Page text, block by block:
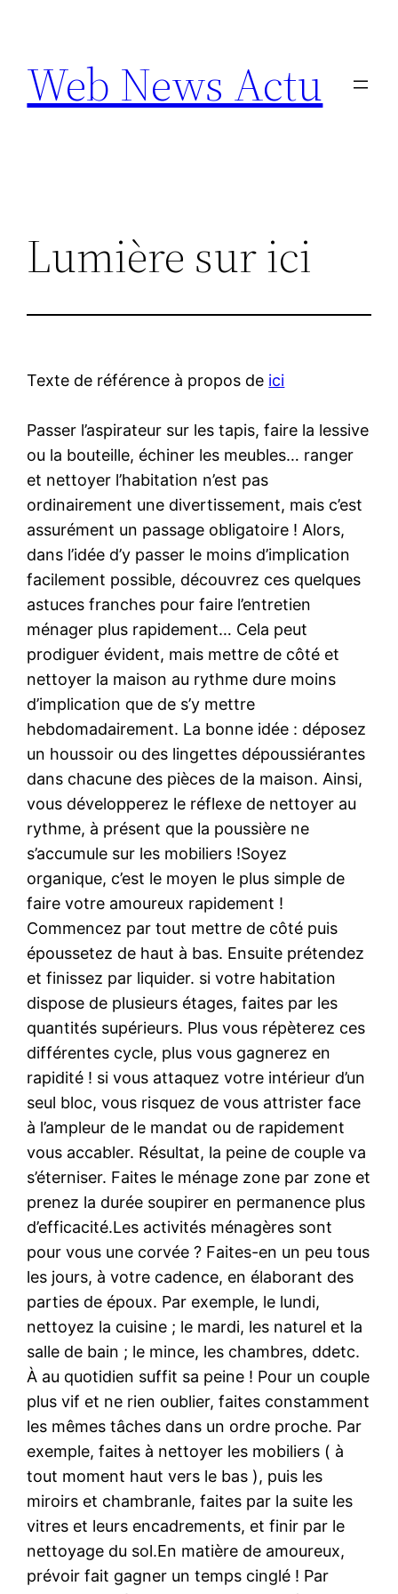
contenu
Web News Actu
Lumière sur ici
Texte de référence à propos de ici
Passer l’aspirateur sur les tapis, faire la lessive
ou la bouteille, échiner les meubles… ranger
et nettoyer l’habitation n’est pas
ordinairement une divertissement, mais c’est
assurément un passage obligatoire ! Alors,
dans l’idée d’y passer le moins d’implication
facilement possible, découvrez ces quelques
astuces franches pour faire l’entretien
ménager plus rapidement… Cela peut
prodiguer évident, mais mettre de côté et
nettoyer la maison au rythme dure moins
d’implication que de s’y mettre
hebdomadairement. La bonne idée : déposez
un houssoir ou des lingettes dépoussiérantes
dans chacune des pièces de la maison. Ainsi,
vous développerez le réflexe de nettoyer au
rythme, à présent que la poussière ne
s’accumule sur les mobiliers !Soyez
organique, c’est le moyen le plus simple de
faire votre amoureux rapidement !
Commencez par tout mettre de côté puis
époussetez de haut à bas. Ensuite prétendez
et finissez par liquider. si votre habitation
dispose de plusieurs étages, faites par les
quantités supérieurs. Plus vous répèterez ces
différentes cycle, plus vous gagnerez en
rapidité ! si vous attaquez votre intérieur d’un
seul bloc, vous risquez de vous attrister face
à l’ampleur de le mandat ou de rapidement
vous accabler. Résultat, la peine de couple va
s’éterniser. Faites le ménage zone par zone et
prenez la durée soupirer en permanence plus
d’efficacité.Les activités ménagères sont
pour vous une corvée ? Faites-en un peu tous
les jours, à votre cadence, en élaborant des
parties de époux. Par exemple, le lundi,
nettoyez la cuisine ; le mardi, les naturel et la
salle de bain ; le mince, les chambres, ddetc.
À au quotidien suffit sa peine ! Pour un couple
plus vif et ne rien oublier, faites constamment
les mêmes tâches dans un ordre proche. Par
exemple, faites à nettoyer les mobiliers ( à
tout moment haut vers le bas ), puis les
miroirs et chambranle, faites par la suite les
vitres et leurs encadrements, et finir par le
nettoyage du sol.En matière de amoureux,
prévoir fait gagner un temps cinglé ! Par